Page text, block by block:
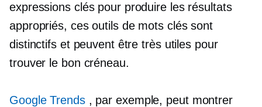
expressions clés pour produire les résultats
appropriés, ces outils de mots clés sont
distinctifs et peuvent être très utiles pour
trouver le bon créneau.
Google Trends , par exemple, peut montrer